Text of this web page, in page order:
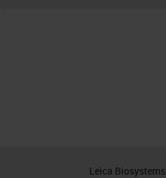
Leica Biosystems